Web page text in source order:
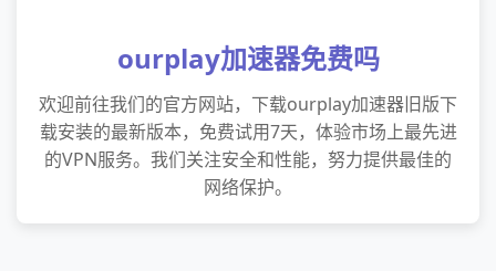
ourplay加速器免费吗
欢迎前往我们的官方网站，下载ourplay加速器旧版下
载安装的最新版本，免费试用7天，体验市场上最先进
的VPN服务。我们关注安全和性能，努力提供最佳的
网络保护。